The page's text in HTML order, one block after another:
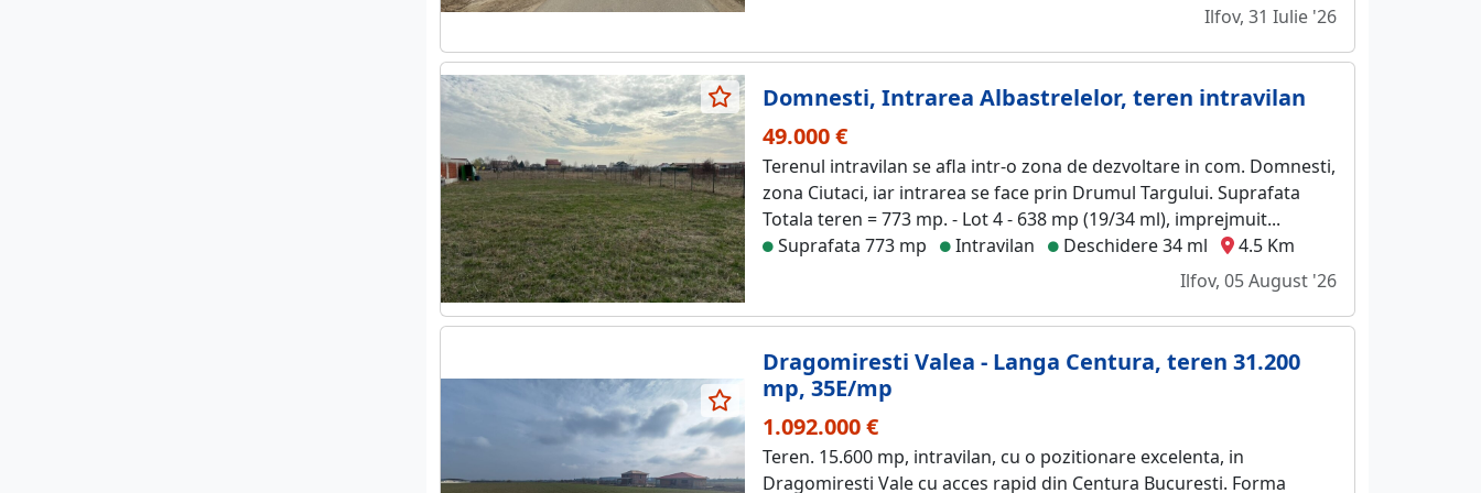
Ilfov, 31 Iulie '26
Domnesti, Intrarea Albastrelelor, teren intravilan
49.000 €
Terenul intravilan se afla intr-o zona de dezvoltare in com. Domnesti,
zona Ciutaci, iar intrarea se face prin Drumul Targului. Suprafata
Totala teren = 773 mp. - Lot 4 - 638 mp (19/34 ml), imprejmuit...
Suprafata 773 mp
Intravilan Deschidere 34 ml
4.5 Km
Ilfov, 05 August '26
Dragomiresti Valea - Langa Centura, teren 31.200
mp, 35E/mp
1.092.000 €
Teren. 15.600 mp, intravilan, cu o pozitionare excelenta, in
Dragomiresti Vale cu acces rapid din Centura Bucuresti. Forma